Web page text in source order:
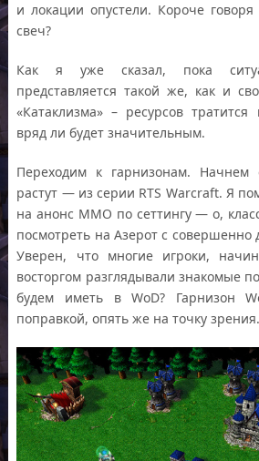
и локации опустели. Короче
свеч?
Как я уже сказал, пока
представляется такой же, как и
«Катаклизма» – ресурсов
вряд ли будет значительным.
Переходим к гарнизонам. Начнем
растут — из серии RTS Warcraft. Я
на анонс ММО по сеттингу — о,
посмотреть на Азерот с совершенно
Уверен, что многие игроки,
восторгом разглядывали знакомые
будем иметь в WoD? Гарнизон
поправкой, опять же на точку зрения.